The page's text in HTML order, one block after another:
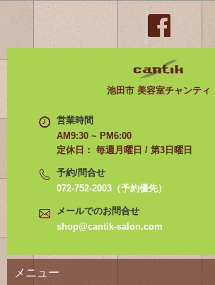
池田市 美容室チャンティ
営業時間
AM9:30 ~ PM6:00
定休日： 毎週月曜日 / 第3日曜日
予約/問合せ
072-752-2003（予約優先）
メールでのお問合せ
shop@cantik-salon.com
メニュー